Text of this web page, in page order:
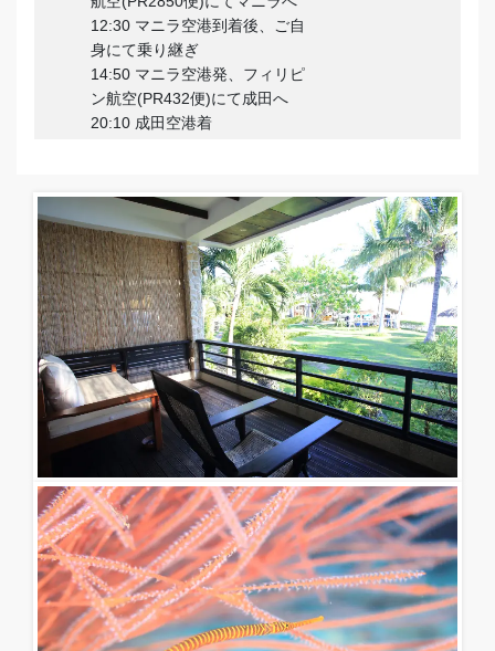
12:30 マニラ空港到着後、ご自
身にて乗り継ぎ
14:50 マニラ空港発、フィリピ
ン航空(PR432便)にて成田へ
20:10 成田空港着